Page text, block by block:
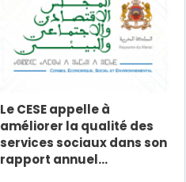
Le CESE appelle à
améliorer la qualité des
services sociaux dans son
rapport annuel…